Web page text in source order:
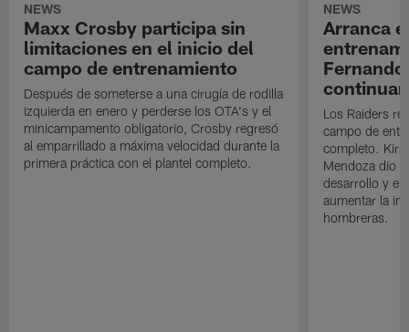
NEWS
Maxx Crosby participa sin
limitaciones en el inicio del
campo de entrenamiento
Después de someterse a una cirugía de rodilla
izquierda en enero y perderse los OTA's y el
minicampamento obligatorio, Crosby regresó
al emparrillado a máxima velocidad durante la
primera práctica con el plantel completo.
NEWS
Arranca
Los Raiders
campo de
completo. Kirk
Mendoza dio
desarrollo y el
aumentar la
hombreras.